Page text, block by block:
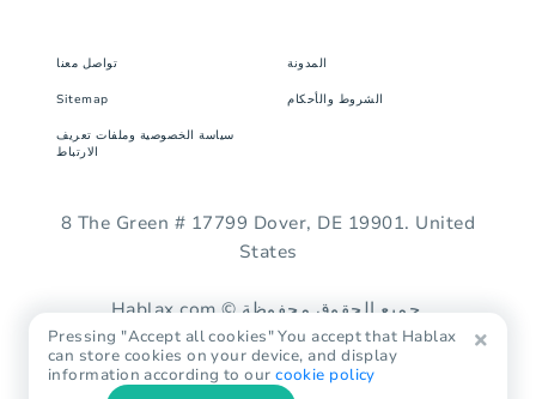
تواصل معنا المدونة
Sitemap الشروط والأحكام
سياسة الخصوصية وملفات تعريف
الارتباط
8 The Green # 17799 Dover, DE 19901. United
States
Pressing "Accept all cookies" You accept that Hablax
can store cookies on your device, and display
information according to ourcookie policy